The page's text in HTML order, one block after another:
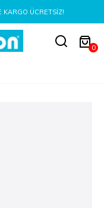
KARGO ÜCRETSIZ!
0